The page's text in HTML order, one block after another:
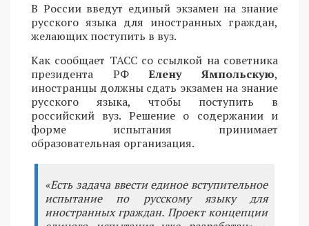
В России введут единый экзамен на знание
русского языка для иностранных граждан,
желающих поступить в вуз.
Как сообщает ТАСС со ссылкой на советника
президента РФЕлену Ямпольскую,
иностранцы должны сдать экзамен на знание
русского языка, чтобы поступить в
российский вуз. Решение о содержании и
форме испытания принимает
образовательная организация.
«Есть задача ввести единое вступительное
испытание по русскому языку для
иностранных граждан. Проект концепции